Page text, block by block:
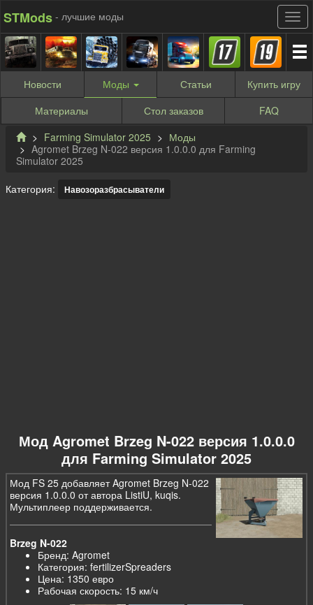
STMods - лучшие моды
Новости Моды Статьи Купить игру
Материалы
Стол заказов
FAQ
Farming Simulator 2025
Моды
Agromet Brzeg N-022 версия 1.0.0.0 для Farming
Simulator 2025
Категория: Навозоразбрасыватели
Мод Agromet Brzeg N-022 версия 1.0.0.0
для Farming Simulator 2025
Мод FS 25 добавляет Agromet Brzeg N-022
версия 1.0.0.0 от автора ListiU, kuqis.
Мультиплеер поддерживается.
Brzeg N-022
Бренд: Agromet
Категория: fertilizerSpreaders
Цена: 1350 евро
Рабочая скорость: 15 км/ч